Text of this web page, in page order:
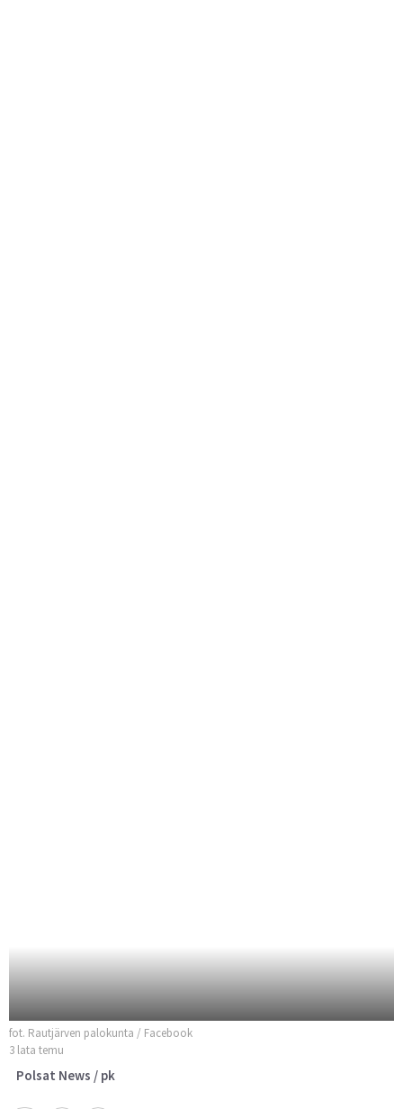
fot. Rautjärven palokunta / Facebook
3 lata temu
Polsat News / pk